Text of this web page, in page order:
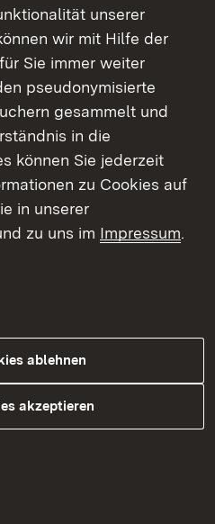
Kinder
individuelle
Schule Ilvesheim
Angebote für die
selbst, deren Eltern
und landesweit.
landesweit 8
und
des Landes Baden-
steht.
erfahren Eltern Hilfe und
oder
unserer
wir mit Hilfe der
Sie immer weiter
pseudonymisierte
gesammelt und
in die
können Sie jederzeit
zu Cookies auf
in unserer
zu uns im Impressum.
ablehnen
akzeptieren